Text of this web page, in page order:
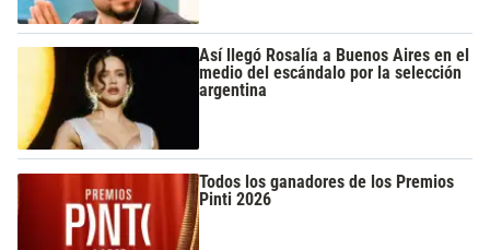
Así llegó Rosalía a Buenos Aires en el
medio del escándalo por la selección
argentina
Todos los ganadores de los Premios
Pinti 2026